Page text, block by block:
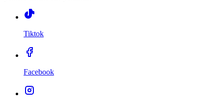
Tiktok
Facebook